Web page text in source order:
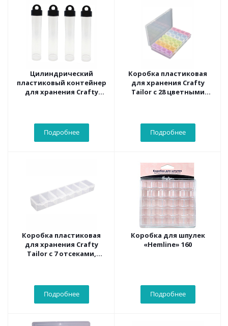
Цилиндрический
пластиковый контейнер
для хранения Crafty
Подробнее
Коробка пластиковая
для хранения Crafty
Tailor с 28 цветными
Подробнее
Коробка пластиковая
для хранения Crafty
Tailor с 7 отсеками,
Подробнее
Коробка для шпулек
«Hemline» 160
Подробнее